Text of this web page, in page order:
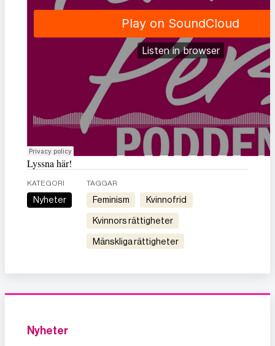
Lyssna här!
KATEGORI
Nyheter
TAGGAR
feminism kvinnofrid
kvinnors rättigheter
mänskliga rättigheter
Nyheter